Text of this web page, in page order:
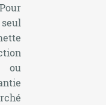
ou